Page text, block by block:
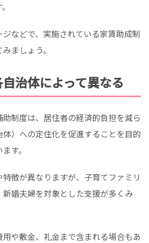
などで、実施されている家賃助成制
ましょう。
治体によって異なる
制度は、居住者の経済的負担を減ら
体）への定住化を促進することを目的
す。
徴が異なりますが、子育てファミリ
婚夫婦を対象とした支援が多くみ
や敷金、礼金まで含まれる場合もあ